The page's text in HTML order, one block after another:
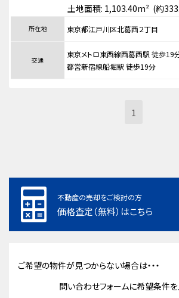
土地面積: 1,103.40m² (約
所在地 東京都江戸川区北葛西２丁目
交通
東京メトロ東西線西葛西駅 徒歩19
都営新宿線船堀駅 徒歩19分
1
不動産の売却をご検討の方
価格査定（無料）はこちら
ご希望の物件が見つからない場合は・・・
問い合わせフォームに希望条件